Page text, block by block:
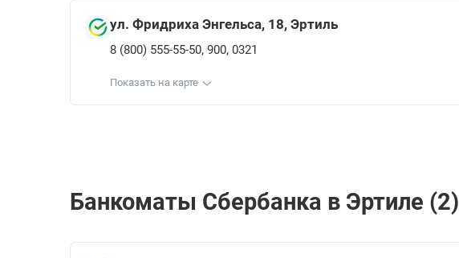
ул. Фридриха Энгельса, 18, Эртиль
8 (800) 555-55-50, 900, 0321
Показать на карте
Банкоматы Сбербанкa в Эртиле (2)